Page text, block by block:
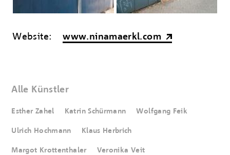
Website: www.ninamaerkl.com
Alle Künstler
Esther Zahel Katrin Schürmann Wolfgang Feik
Ulrich Hochmann Klaus Herbrich
Margot Krottenthaler Veronika Veit